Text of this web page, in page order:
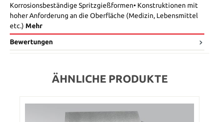
Korrosionsbeständige Spritzgießformen• Konstruktionen mit
hoher Anforderung an die Oberfläche (Medizin, Lebensmittel
etc.) Mehr
Bewertungen
ÄHNLICHE PRODUKTE